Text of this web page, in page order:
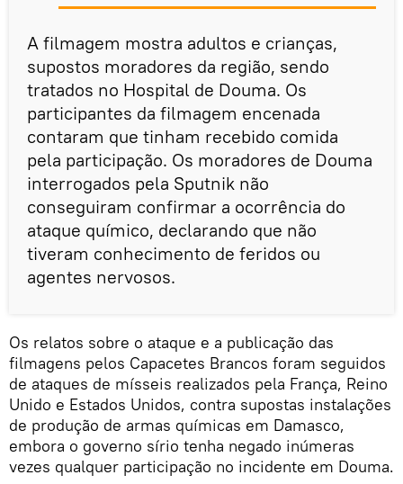
A filmagem mostra adultos e crianças,
supostos moradores da região, sendo
tratados no Hospital de Douma. Os
participantes da filmagem encenada
contaram que tinham recebido comida
pela participação. Os moradores de Douma
interrogados pela Sputnik não
conseguiram confirmar a ocorrência do
ataque químico, declarando que não
tiveram conhecimento de feridos ou
agentes nervosos.
Os relatos sobre o ataque e a publicação das
filmagens pelos Capacetes Brancos foram seguidos
de ataques de mísseis realizados pela França, Reino
Unido e Estados Unidos, contra supostas instalações
de produção de armas químicas em Damasco,
embora o governo sírio tenha negado inúmeras
vezes qualquer participação no incidente em Douma.